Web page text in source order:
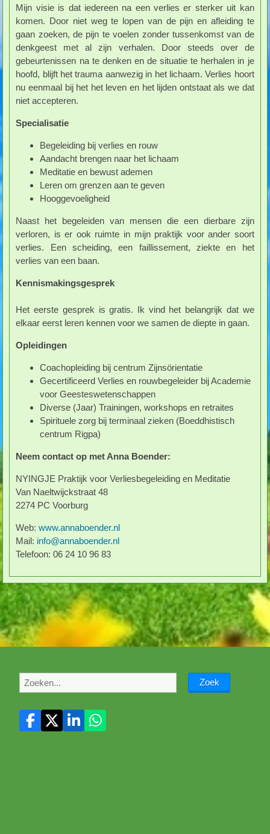
Mijn visie is dat iedereen na een verlies er sterker uit kan
komen. Door niet weg te lopen van de pijn en afleiding te
gaan zoeken, de pijn te voelen zonder tussenkomst van de
denkgeest met al zijn verhalen. Door steeds over de
gebeurtenissen na te denken en de situatie te herhalen in je
hoofd, blijft het trauma aanwezig in het lichaam. Verlies hoort
nu eenmaal bij het het leven en het lijden ontstaat als we dat
niet accepteren.
Specialisatie
Begeleiding bij verlies en rouw
Aandacht brengen naar het lichaam
Meditatie en bewust ademen
Leren om grenzen aan te geven
Hooggevoeligheid
Naast het begeleiden van mensen die een dierbare zijn
verloren, is er ook ruimte in mijn praktijk voor ander soort
verlies. Een scheiding, een faillissement, ziekte en het
verlies van een baan.
Kennismakingsgesprek
Het eerste gesprek is gratis. Ik vind het belangrijk dat we
elkaar eerst leren kennen voor we samen de diepte in gaan.
Opleidingen
Coachopleiding bij centrum Zijnsörientatie
Gecertificeerd Verlies en rouwbegeleider bij Academie
voor Geesteswetenschappen
Diverse (Jaar) Trainingen, workshops en retraites
Spirituele zorg bij terminaal zieken (Boeddhistisch
centrum Rigpa)
Neem contact op met Anna Boender:
NYINGJE Praktijk voor Verliesbegeleiding en Meditatie
Van Naeltwijckstraat 48
2274 PC Voorburg
Web:www.annaboender.nl
Mail: info@annaboender.nl
Telefoon: 06 24 10 96 83